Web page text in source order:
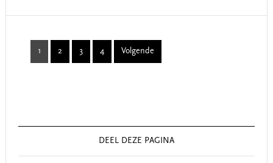
Page
1 Page
2 Page
3 Page
4 Volgende
Sidebar
DEEL DEZE PAGINA